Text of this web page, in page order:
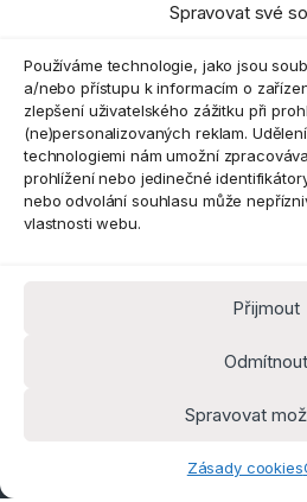
Spravovat své
Používáme technologie, jako jsou
a/nebo přístupu k informacím o
zlepšení uživatelského zážitku při
(ne)personalizovaných reklam.
technologiemi nám umožní
prohlížení nebo jedinečné
nebo odvolání souhlasu může
vlastnosti webu.
Přijmout
Odmítnout
Spravovat
Zásady cookies
Máte dotaz?
k.cz
Kancelář 8:30 -